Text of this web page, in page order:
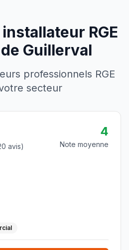
RGE
de Guillerval
professionnels RGE
secteur
avis)
4
Note moyenne